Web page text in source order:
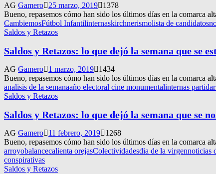
AG Gamero 25 marzo, 2019
1378
Bueno, repasemos cómo han sido los últimos días en la comarca
CambiemosFútbol Infantilinternaskirchnerismolista de candidatos
Saldos y Retazos
Saldos y Retazos: lo que dejó la semana que se
AG Gamero 1 marzo, 2019
1434
Bueno, repasemos cómo han sido los últimos días en la
analisis de la semanaaño electoral cine monumentalinternas
Saldos y Retazos
Saldos y Retazos: lo que dejó la semana que se
AG Gamero 11 febrero, 2019
1268
Bueno, repasemos cómo han sido los últimos días en la comarca
arroyobalancecalienta orejasColectividadesdia de la virgennoticias
conspirativas
Saldos y Retazos